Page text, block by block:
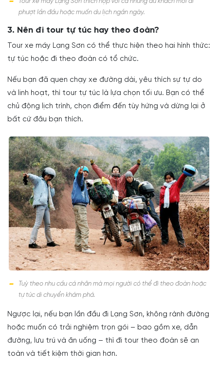
phượt lần đầu hoặc muốn du lịch ngắn ngày.
3. Nên đi tour tự túc hay theo đoàn?
Tour xe máy Lạng Sơn có thể thực hiện theo hai hình thức:
tự túc hoặc đi theo đoàn có tổ chức.
Nếu bạn đã quen chạy xe đường dài, yêu thích sự tự do
và linh hoạt, thì tour tự túc là lựa chọn tối ưu. Bạn có thể
chủ động lịch trình, chọn điểm đến tùy hứng và dừng lại ở
bất cứ đâu bạn thích.
Tuỳ theo nhu cầu cá nhân mà mọi người có thể đi theo đoàn hoặc
tự túc di chuyển khám phá.
Ngược lại, nếu bạn lần đầu đi Lạng Sơn, không rành đường
hoặc muốn có trải nghiệm trọn gói – bao gồm xe, dẫn
đường, lưu trú và ăn uống – thì đi tour theo đoàn sẽ an
toàn và tiết kiệm thời gian hơn.